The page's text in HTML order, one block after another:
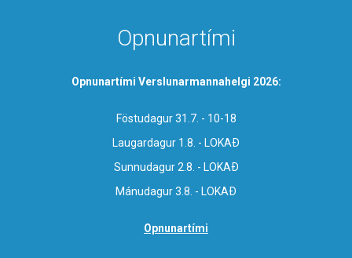
Opnunartími
Opnunartími Verslunarmannahelgi 2026:
Föstudagur 31.7. - 10-18
Laugardagur 1.8. - LOKAÐ
Sunnudagur 2.8. - LOKAÐ
Mánudagur 3.8. - LOKAÐ
Opnunartími